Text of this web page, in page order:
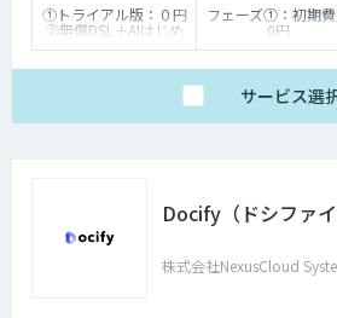
①トライアル版：０円
②無償DSL＋AIはじめ
るサポート：50,000円
1,500,000円（個社別
社別お見積り（Dify
⑥有償保守：10,000
円/30,000円/50,000円
フェーズ①：初期
0円
フェーズ②：初期
円）/
フェーズ③以降：開
時にお見積り
サービス選
Docify（ドシファイ
株式会社NexusCloud